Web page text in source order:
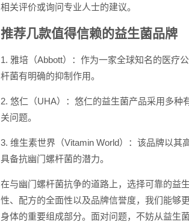
相关评价或询问专业人士的建议。
推荐几款值得信赖的益生菌品牌
1. 雅培（Abbott）：作为一家全球知名的医疗
杆菌有明确的抑制作用。
2. 悠仁（UHA）：悠仁的益生菌产品采用多种
关问题。
3. 维生素世界（Vitamin World）：该品牌以
具备抗幽门螺杆菌的潜力。
在与幽门螺杆菌抗争的道路上，选择可靠的益
性、配方的全面性以及品牌信誉度，我们能够
身体的重要组成部分。面对问题，不妨从益生